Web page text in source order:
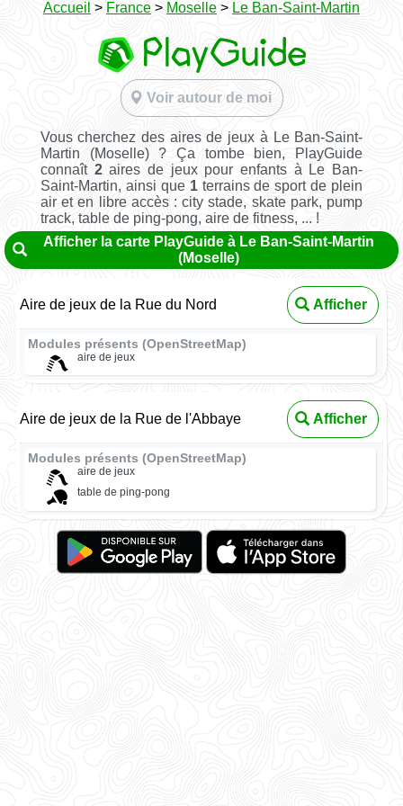
Accueil > France > Moselle > Le Ban-Saint-Martin
Voir autour de moi
Vous cherchez des aires de jeux à Le Ban-Saint-
Martin (Moselle) ? Ça tombe bien, PlayGuide
connaît 2aires de jeux pour enfants à Le Ban-
Saint-Martin, ainsi que 1terrains de sport de plein
air et en libre accès : city stade, skate park, pump
track, table de ping-pong, aire de fitness, ... !
Afficher la carte PlayGuide à Le Ban-Saint-Martin
(Moselle)
Aire de jeux de la Rue du Nord Afficher
Modules présents (OpenStreetMap)
aire de jeux
Aire de jeux de la Rue de l'Abbaye Afficher
Modules présents (OpenStreetMap)
aire de jeux
table de ping-pong